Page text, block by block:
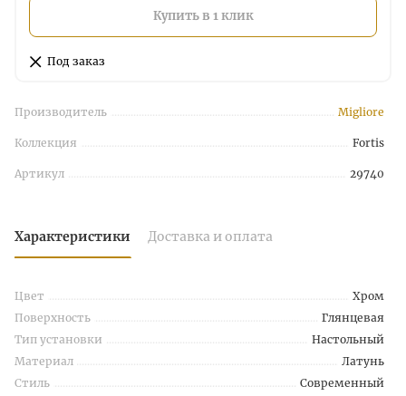
Купить в 1 клик
Под заказ
Производитель Migliore
Коллекция Fortis
Артикул 29740
Характеристики Доставка и оплата
Цвет
Хром
Поверхность
Глянцевая
Тип установки
Настольный
Материал
Латунь
Стиль
Современный